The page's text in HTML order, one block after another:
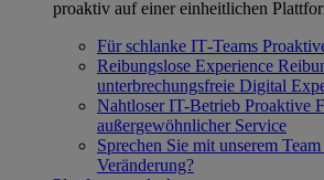
proaktiv auf einer einheitlichen
Für schlanke IT‐Teams
Reibungslose Experience
unterbrechungsfreie Digital
Nahtloser IT-Betrieb Proaktive
außergewöhnlicher Service
Sprechen Sie mit unserem Team
Veränderung?